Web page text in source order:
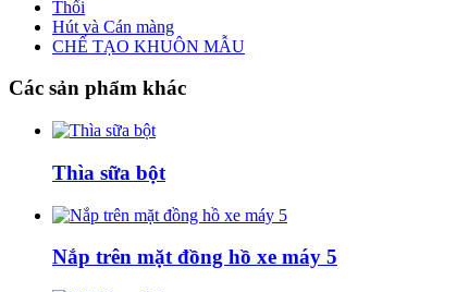
Thổi
Hút và Cán màng
CHẾ TẠO KHUÔN MẪU
Các sản phẩm khác
Thìa sữa bột
Nắp trên mặt đồng hồ xe máy 5